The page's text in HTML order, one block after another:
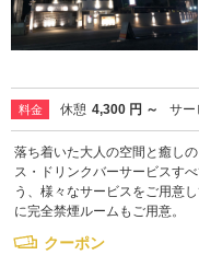
料金 休憩 4,300 円 ～ サー
落ち着いた大人の空間と癒し
ス・ドリンクバーサービスす
う、様々なサービスをご用意
に完全禁煙ルームもご用意。
クーポン